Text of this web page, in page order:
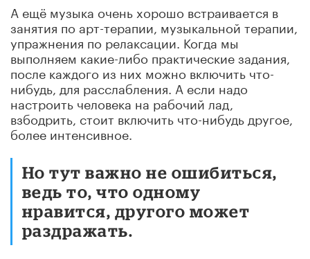
А ещё музыка очень хорошо встраивается в
занятия по арт-терапии, музыкальной терапии,
упражнения по релаксации. Когда мы
выполняем какие-либо практические задания,
после каждого из них можно включить что-
нибудь, для расслабления. А если надо
настроить человека на рабочий лад,
взбодрить, стоит включить что-нибудь другое,
более интенсивное.
Но тут важно не ошибиться,
ведь то, что одному
нравится, другого может
раздражать.